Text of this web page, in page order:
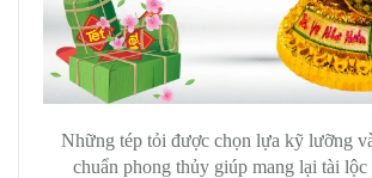
Những tép tỏi được chọn lựa kỹ lưỡng
chuẩn phong thủy giúp mang lại tài lộc